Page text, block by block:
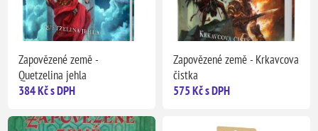
Zapovězené země -
Quetzelina jehla
384 Kč s DPH
Zapovězené země - Krkavcova
čistka
575 Kč s DPH